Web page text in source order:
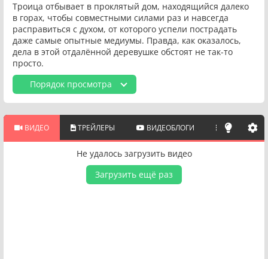
Троица отбывает в проклятый дом, находящийся далеко
в горах, чтобы совместными силами раз и навсегда
расправиться с духом, от которого успели пострадать
даже самые опытные медиумы. Правда, как оказалось,
дела в этой отдалённой деревушке обстоят не так-то
просто.
Порядок просмотра
ВИДЕО ТРЕЙЛЕРЫ ВИДЕОБЛОГИ ПОХОЖИЕ
Не удалось загрузить видео
Загрузить ещё раз